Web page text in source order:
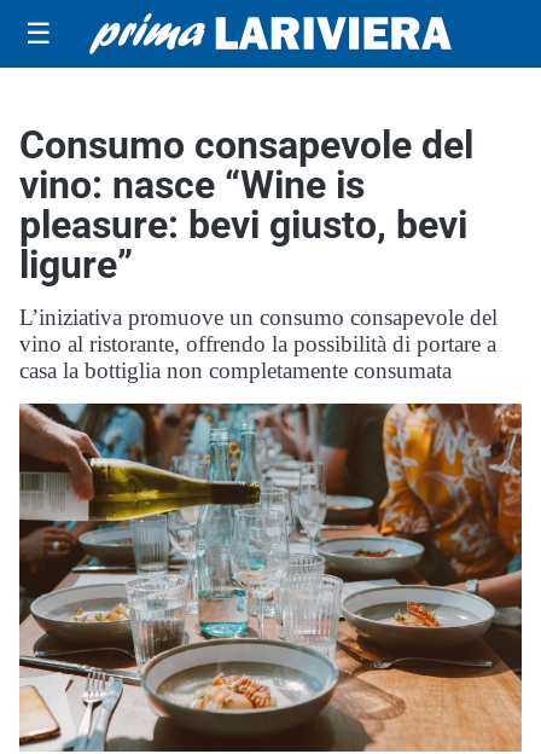
☰
Consumo consapevole del
vino: nasce “Wine is
pleasure: bevi giusto, bevi
ligure”
L’iniziativa promuove un consumo consapevole del
vino al ristorante, offrendo la possibilità di portare a
casa la bottiglia non completamente consumata